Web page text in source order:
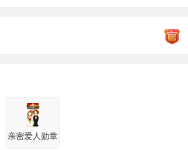
亲密爱人勋章